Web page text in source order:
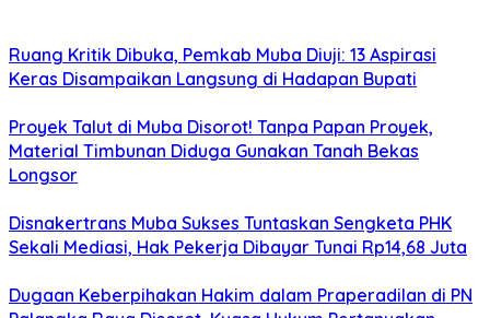
Ruang Kritik Dibuka, Pemkab Muba Diuji: 13 Aspirasi
Keras Disampaikan Langsung di Hadapan Bupati
Proyek Talut di Muba Disorot! Tanpa Papan Proyek,
Material Timbunan Diduga Gunakan Tanah Bekas
Longsor
Disnakertrans Muba Sukses Tuntaskan Sengketa PHK
Sekali Mediasi, Hak Pekerja Dibayar Tunai Rp14,68 Juta
Dugaan Keberpihakan Hakim dalam Praperadilan di PN